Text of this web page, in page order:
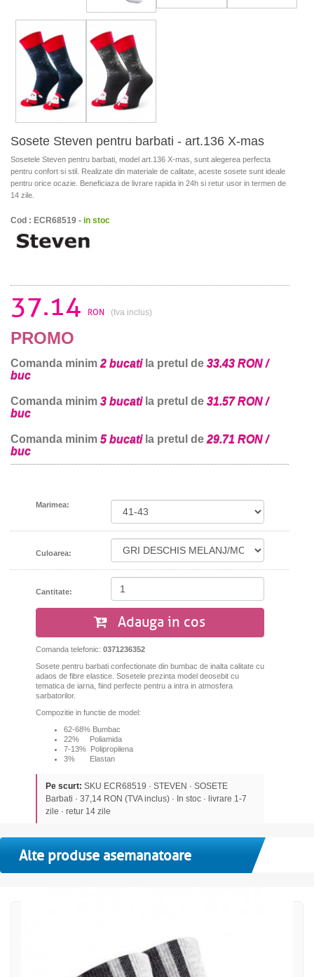
Sosete Steven pentru barbati - art.136 X-mas
Sosetele Steven pentru barbati, model art.136 X-mas, sunt alegerea perfecta
pentru confort si stil. Realizate din materiale de calitate, aceste sosete sunt ideale
pentru orice ocazie. Beneficiaza de livrare rapida in 24h si retur usor in termen de
14 zile.
Cod : ECR68519 - in stoc
37.14 RON (tva inclus)
PROMO
Comanda minim 2 bucatila pretul de 33.43 RON /
buc
Comanda minim 3 bucatila pretul de 31.57 RON /
buc
Comanda minim 5 bucatila pretul de 29.71 RON /
buc
Marimea:
Culoarea:
Cantitate:
Adauga in cos
Comanda telefonic: 0371236352
Sosete pentru barbati confectionate din bumbac de inalta calitate cu
adaos de fibre elastice. Sosetele prezinta model deosebit cu
tematica de iarna, fiind perfecte pentru a intra in atmosfera
sarbatorilor.
Compozitie in functie de model:
62-68% Bumbac
22% Poliamida
7-13% Polipropilena
3% Elastan
Pe scurt: SKU ECR68519 · STEVEN · SOSETE
Barbati · 37,14 RON (TVA inclus) · In stoc · livrare 1-7
zile · retur 14 zile
Alte produse asemanatoare